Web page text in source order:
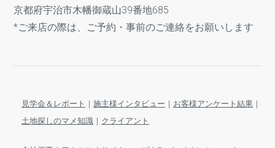
京都府宇治市木幡御蔵山39番地685
*ご来店の際は、ご予約・事前のご連絡をお願いします
見学会＆レポート ｜施主様インタビュー ｜ お客様アンケート結果 ｜
土地探しのマメ知識 ｜ クライアント